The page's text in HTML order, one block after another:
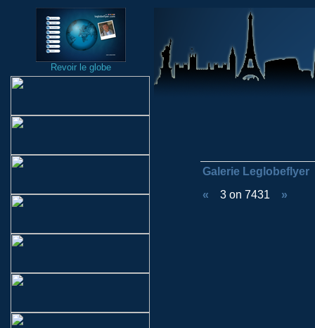
Revoir le globe
Galerie Leglobeflyer
« 3 on 7431 »